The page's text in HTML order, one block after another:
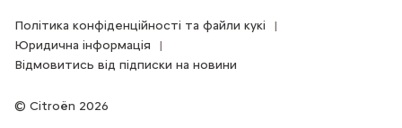
Citroën 2026
Політика конфіденційності та файли кукі
Юридична інформація
Відмовитись від підписки на новини